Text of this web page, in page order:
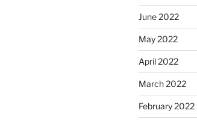
June 2022
May 2022
April 2022
March 2022
February 2022